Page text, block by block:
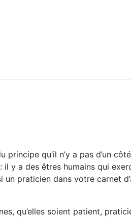
qu’il n’y a pas d’un
y a des êtres humains qui
praticien dans votre carnet
qu’elles soient patient,